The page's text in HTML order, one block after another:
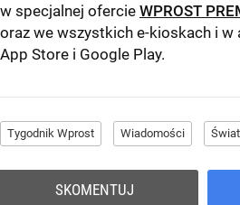
w specjalnej ofercie WPROST
oraz we wszystkich e-kioskach i
App Store i Google Play.
Tygodnik Wprost Wiadomości Świat
SKOMENTUJ